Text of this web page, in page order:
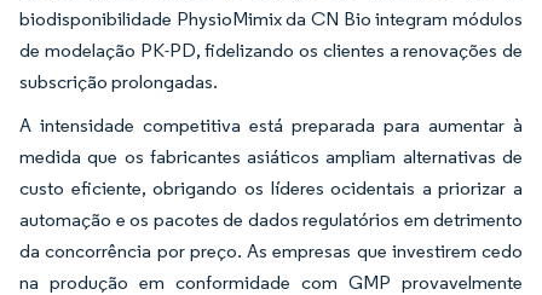
biodisponibilidade PhysioMimix da CN Bio integram módulos
de modelação PK-PD, fidelizando os clientes a renovações de
subscrição prolongadas.
A intensidade competitiva está preparada para aumentar à
medida que os fabricantes asiáticos ampliam alternativas de
custo eficiente, obrigando os líderes ocidentais a priorizar a
automação e os pacotes de dados regulatórios em detrimento
da concorrência por preço. As empresas que investirem cedo
na produção em conformidade com GMP provavelmente